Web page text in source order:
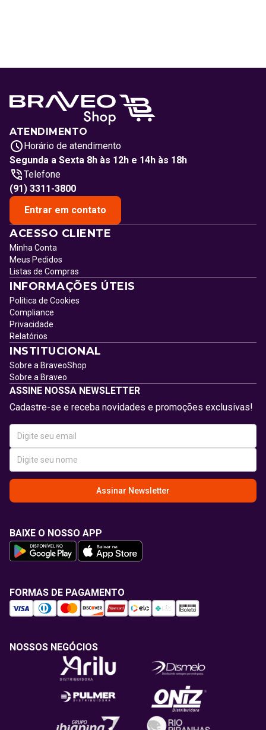
ATENDIMENTO
Horário de atendimento
Segunda a Sexta 8h às 12h e 14h às 18h
Telefone
(91) 3311-3800
Entrar em contato
ACESSO CLIENTE
Minha Conta
Meus Pedidos
Listas de Compras
INFORMAÇÕES ÚTEIS
Política de Cookies
Compliance
Privacidade
Relatórios
INSTITUCIONAL
Sobre a BraveoShop
Sobre a Braveo
ASSINE NOSSA NEWSLETTER
Cadastre-se e receba novidades e promoções exclusivas!
Assinar Newsletter
BAIXE O NOSSO APP
FORMAS DE PAGAMENTO
NOSSOS NEGÓCIOS